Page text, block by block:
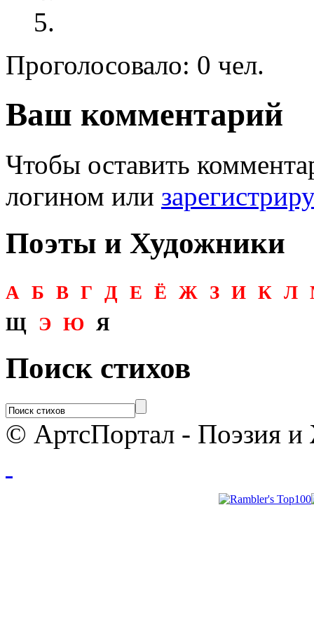
Проголосовало: 0 чел.
Ваш комментарий
Чтобы оставить
логином или
Поэты и Художники
А Б В Г Д Е Ё Ж З И К Л
Щ Э Ю Я
Поиск стихов
© АртсПортал - Поэзия